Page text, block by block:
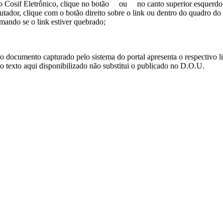
Cosif Eletrônico, clique no botão
ou
no canto superior
clique com o botão direito sobre o link ou dentro do quadro
se o link estiver quebrado;
documento capturado pelo sistema do portal apresenta o
texto aqui disponibilizado não substitui o publicado no D.O.U.